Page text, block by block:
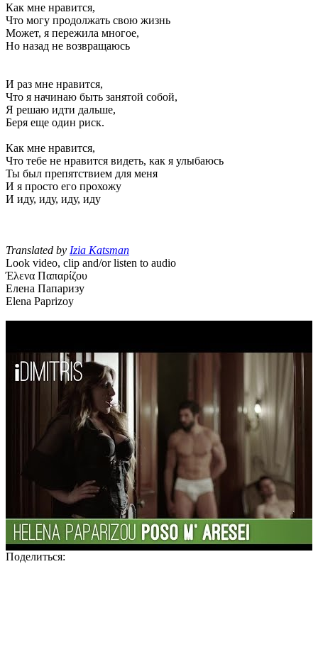
Как мне нравится,
Что могу продолжать свою жизнь
Может, я пережила многое,
Но назад не возвращаюсь
И раз мне нравится,
Что я начинаю быть занятой собой,
Я решаю идти дальше,
Беря еще один риск.
Как мне нравится,
Что тебе не нравится видеть, как я улыбаюсь
Ты был препятствием для меня
И я просто его прохожу
И иду, иду, иду, иду
Translated by Izia Katsman
Look video, clip and/or listen to audio
Έλενα Παπαρίζου
Елена Папаризу
Elena Paprizoy
Поделиться: